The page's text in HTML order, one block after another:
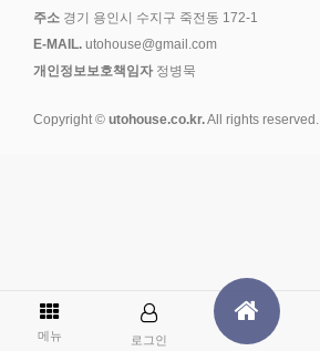
주소 경기 용인시 수지구 죽전동 172-1
E-MAIL. utohouse@gmail.com
개인정보보호책임자 정병묵
Copyright © utohouse.co.kr.All rights reserved.
메뉴 로그인